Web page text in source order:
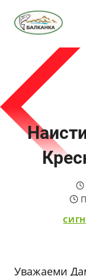
Уважаеми